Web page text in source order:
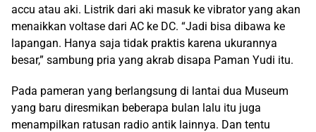
accu atau aki. Listrik dari aki masuk ke vibrator yang akan
menaikkan voltase dari AC ke DC. “Jadi bisa dibawa ke
lapangan. Hanya saja tidak praktis karena ukurannya
besar,” sambung pria yang akrab disapa Paman Yudi itu.
Pada pameran yang berlangsung di lantai dua Museum
yang baru diresmikan beberapa bulan lalu itu juga
menampilkan ratusan radio antik lainnya. Dan tentu